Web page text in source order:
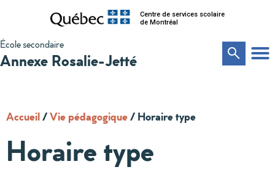
Centre de services scolaire
de Montréal
École secondaire
Annexe Rosalie-Jetté
Accueil/Vie pédagogique/Horaire type
Horaire type